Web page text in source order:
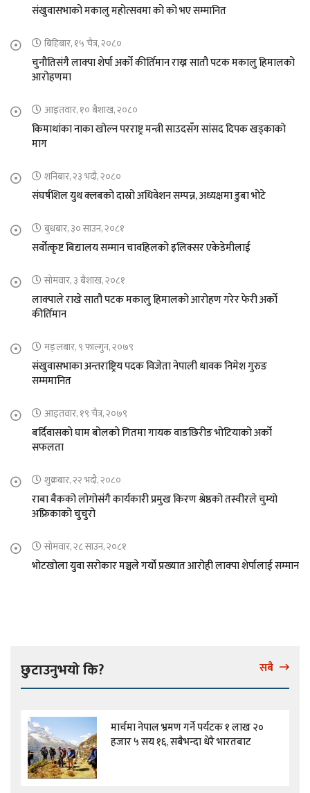
संखुवासभाको मकालु महोत्सवमा को को भए सम्मानित
बिहिबार, १५ चैत्र, २०८०
चुनौतिसंगै लाक्पा शेर्पा अर्को कीर्तिमान राख्न सातौ पटक मकालु हिमालको
आरोहणमा
आइतवार, १० बैशाख, २०८०
किमाथांका नाका खोल्न परराष्ट्र मन्त्री साउदसँग सांसद दिपक खड्काको
माग
शनिबार, २३ भदौ, २०८०
संघर्षशिल युथ क्लबको दास्रो अधिवेशन सम्पन्न, अध्यक्षमा डुबा भोटे
बुधबार, ३० साउन, २०८१
सर्वोत्कृष्ट बिद्यालय सम्मान चावहिलको इलिक्सर एकेडेमीलाई
सोमवार, ३ बैशाख, २०८१
लाक्पाले राखे सातौ पटक मकालु हिमालको आरोहण गरेर फेरी अर्को
कीर्तिमान
मङ्लबार, ९ फाल्गुन, २०७९
संखुवासभाका अन्तराष्ट्रिय पदक विजेता नेपाली धावक निमेश गुरुङ
सम्ममानित
आइतवार, १९ चैत्र, २०७९
बर्दिवासको घाम बोलको गितमा गायक वाङछिरीङ भोटियाको अर्को
सफलता
शुक्रबार, २२ भदौ, २०८०
राबा बैकको लोगोसंगै कार्यकारी प्रमुख किरण श्रेष्ठको तस्वीरले चुम्यो
अफ्रिकाको चुचुरो
सोमवार, २८ साउन, २०८१
भोटखोला युवा सरोकार मञ्चले गर्यो प्रख्यात आरोही लाक्पा शेर्पालाई सम्मान
छुटाउनुभयो कि? सबै
मार्चमा नेपाल भ्रमण गर्ने पर्यटक १ लाख २०
हजार ५ सय १६, सबैभन्दा धेरै भारतबाट